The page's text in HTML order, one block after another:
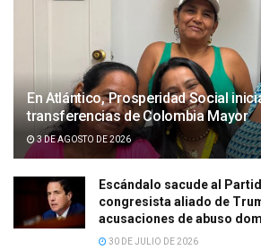
En Atlántico, Prosperidad Social
transferencias de Colombia Mayor
3 DE AGOSTO DE 2026
Escándalo sacude al
congresista aliado de
acusaciones de abuso
30 DE JULIO DE 2026